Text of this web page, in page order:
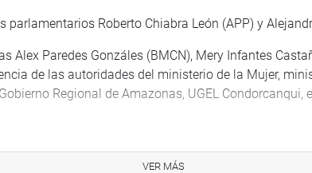
parlamentarios Roberto Chiabra León (APP) y
Alex Paredes Gonzáles (BMCN), Mery Infantes
de las autoridades del ministerio de la Mujer,
Regional de Amazonas, UGEL Condorcanqui,
el parlamentario y segundo vicepresidente del
VER MÁS